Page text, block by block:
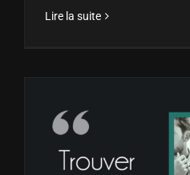
Lire la suite